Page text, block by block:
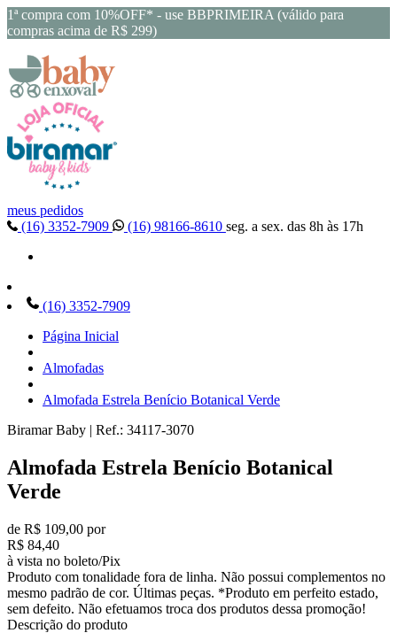
1ª compra com 10%OFF* - use BBPRIMEIRA (válido para
compras acima de R$ 299)
meus pedidos
(16) 3352-7909
(16) 98166-8610 seg. a sex. das 8h às 17h
(16) 3352-7909
Página Inicial
Almofadas
Almofada Estrela Benício Botanical Verde
Biramar Baby | Ref.: 34117-3070
Almofada Estrela Benício Botanical
Verde
de R$ 109,00 por
R$ 84,40
à vista no boleto/Pix
Produto com tonalidade fora de linha. Não possui complementos no
mesmo padrão de cor. Últimas peças. *Produto em perfeito estado,
sem defeito. Não efetuamos troca dos produtos dessa promoção!
Descrição do produto